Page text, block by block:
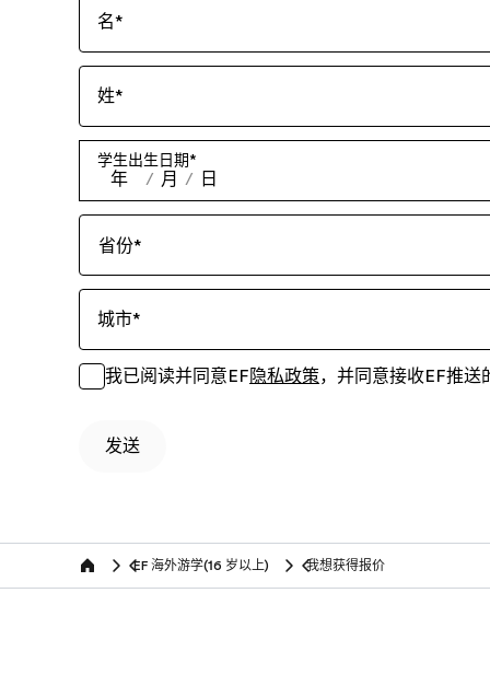
名*
姓*
学生出生日期*
年 / 月 / 日
省份*
城市*
我已阅读并同意EF 隐私政策，并同意接收EF推送
发送
Home EF 海外游学(16 岁以上) 我想获得报价